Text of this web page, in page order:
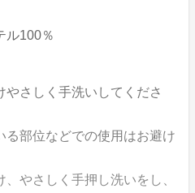
ル100％
さしく手洗いしてくださ
部位などでの使用はお避け
やさしく手押し洗いをし、